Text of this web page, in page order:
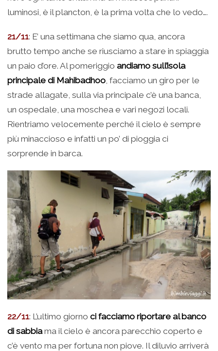
luminosi, è il plancton, è la prima volta che lo vedo….
21/11: E’ una settimana che siamo qua, ancora
brutto tempo anche se riusciamo a stare in spiaggia
un paio d’ore. Al pomeriggio andiamo sull’isola
principale di Mahibadhoo, facciamo un giro per le
strade allagate, sulla via principale c’è una banca,
un ospedale, una moschea e vari negozi locali.
Rientriamo velocemente perché il cielo è sempre
più minaccioso e infatti un po’ di pioggia ci
sorprende in barca.
22/11: L’ultimo giorno ci facciamo riportare al banco
di sabbia ma il cielo è ancora parecchio coperto e
c’è vento ma per fortuna non piove. Il diluvio arriverà